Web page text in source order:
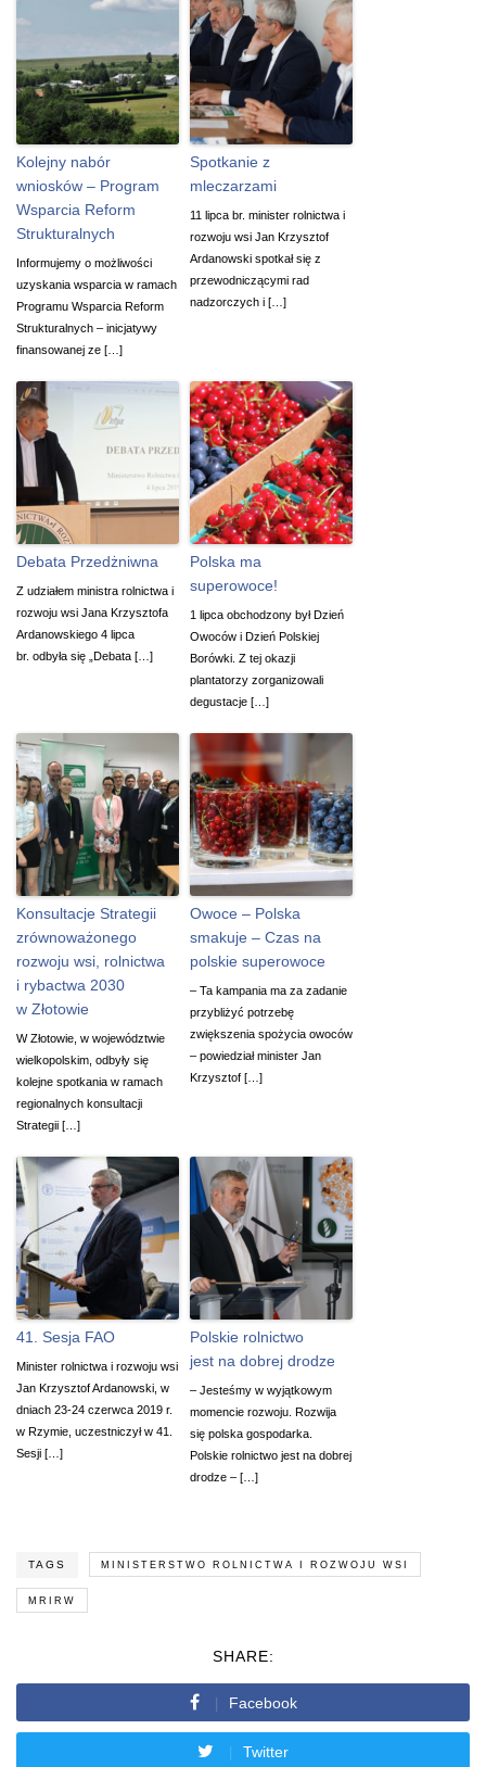
Kolejny nabór
wniosków – Program
Wsparcia Reform
Strukturalnych
Informujemy o możliwości
uzyskania wsparcia w ramach
Programu Wsparcia Reform
Strukturalnych – inicjatywy
finansowanej ze […]
Spotkanie z
mleczarzami
11 lipca br. minister rolnictwa i
rozwoju wsi Jan Krzysztof
Ardanowski spotkał się z
przewodniczącymi rad
nadzorczych i […]
Debata Przedżniwna
Z udziałem ministra rolnictwa i
rozwoju wsi Jana Krzysztofa
Ardanowskiego 4 lipca
br. odbyła się „Debata […]
Polska ma
superowoce!
1 lipca obchodzony był Dzień
Owoców i Dzień Polskiej
Borówki. Z tej okazji
plantatorzy zorganizowali
degustacje […]
Konsultacje Strategii
zrównoważonego
rozwoju wsi, rolnictwa
i rybactwa 2030
w Złotowie
W Złotowie, w województwie
wielkopolskim, odbyły się
kolejne spotkania w ramach
regionalnych konsultacji
Strategii […]
Owoce – Polska
smakuje – Czas na
polskie superowoce
– Ta kampania ma za zadanie
przybliżyć potrzebę
zwiększenia spożycia owoców
– powiedział minister Jan
Krzysztof […]
41. Sesja FAO
Minister rolnictwa i rozwoju wsi
Jan Krzysztof Ardanowski, w
dniach 23-24 czerwca 2019 r.
w Rzymie, uczestniczył w 41.
Sesji […]
Polskie rolnictwo
jest na dobrej drodze
– Jesteśmy w wyjątkowym
momencie rozwoju. Rozwija
się polska gospodarka.
Polskie rolnictwo jest na dobrej
drodze – […]
TAGS MINISTERSTWO ROLNICTWA I ROZWOJU WSI
MRIRW
SHARE:
Facebook
Twitter